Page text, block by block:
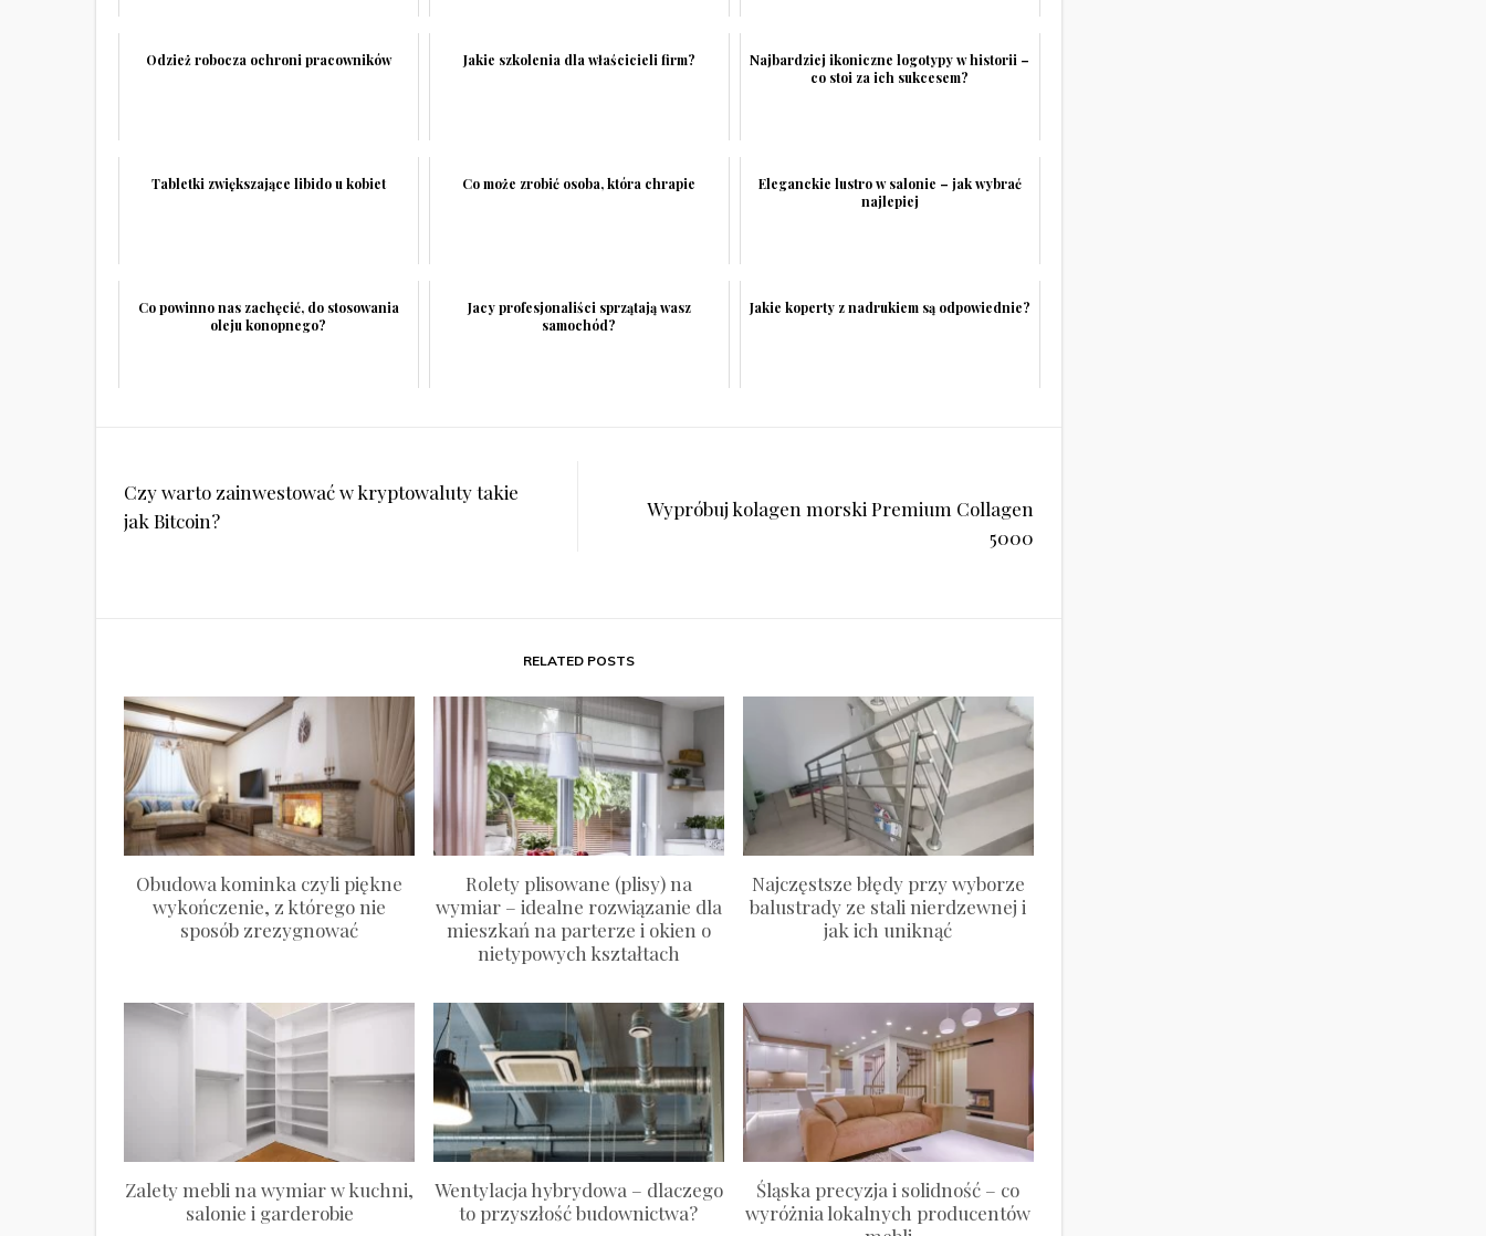
Odzież robocza ochroni pracowników Jakie szkolenia dla właścicieli firm?
Najbardziej ikoniczne logotypy w historii –
co stoi za ich sukcesem?
Tabletki zwiększające libido u kobiet Co może zrobić osoba, która chrapie
Eleganckie lustro w salonie – jak wybrać
najlepiej
Co powinno nas zachęcić, do stosowania
oleju konopnego?
Jacy profesjonaliści sprzątają wasz
samochód?
Jakie koperty z nadrukiem są odpowiednie?
Nawigacja
wpisu
Czy warto zainwestować w kryptowaluty takie
jak Bitcoin?
Wypróbuj kolagen morski Premium Collagen
5000
RELATED POSTS
Obudowa kominka czyli piękne
wykończenie, z którego nie
sposób zrezygnować
Rolety plisowane (plisy) na
wymiar – idealne rozwiązanie dla
mieszkań na parterze i okien o
nietypowych kształtach
Najczęstsze błędy przy wyborze
balustrady ze stali nierdzewnej i
jak ich uniknąć
Zalety mebli na wymiar w kuchni,
salonie i garderobie
Wentylacja hybrydowa – dlaczego
to przyszłość budownictwa?
Śląska precyzja i solidność – co
wyróżnia lokalnych producentów